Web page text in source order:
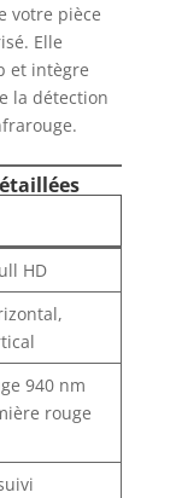
votre pièce
Elle
et intègre
la détection
HD
940 nm
rouge